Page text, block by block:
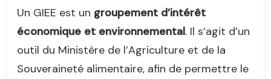
Un GIEE est un groupement d’intérêt
économique et environnemental. Il s’agit d’un
outil du Ministère de l’Agriculture et de la
Souveraineté alimentaire, afin de permettre le